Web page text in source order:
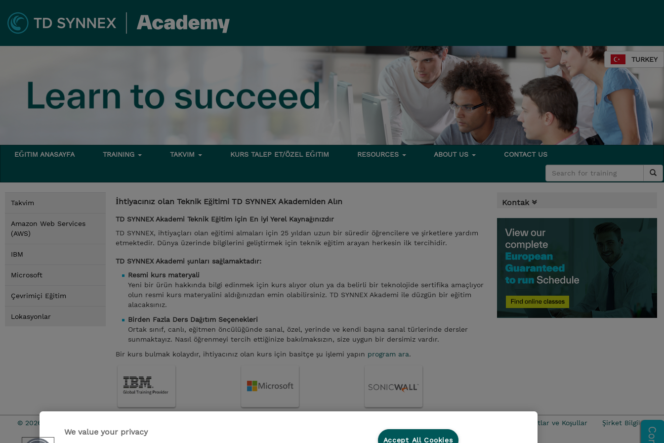
TURKEY
EĞITIM ANASAYFA TRAINING TAKVIM KURS TALEP ET/ÖZEL EĞITIM RESOURCES ABOUT US CONTACT US
Takvim
Amazon Web Services
(AWS)
IBM
Microsoft
Çevrimiçi Eğitim
Lokasyonlar
İhtiyacınız olan Teknik Eğitimi TD SYNNEX Akademiden Alın
TD SYNNEX Akademi Teknik Eğitim için En iyi Yerel Kaynağınızdır
TD SYNNEX, ihtiyaçları olan eğitimi almaları için 25 yıldan uzun bir süredir öğrencilere ve şirketlere yardım
etmektedir. Dünya üzerinde bilgilerini geliştirmek için teknik eğitim arayan herkesin ilk tercihidir.
TD SYNNEX Akademi şunları sağlamaktadır:
Resmi kurs materyali
Yeni bir ürün hakkında bilgi edinmek için kurs alıyor olun ya da belirli bir teknolojide sertifika amaçlıyor
olun resmi kurs materyalini aldığınızdan emin olabilirsiniz. TD SYNNEX Akademi ile düzgün bir eğitim
alacaksınız.
Birden Fazla Ders Dağıtım Seçenekleri
Ortak sınıf, canlı, eğitmen öncülüğünde sanal, özel, yerinde ve kendi başına sanal türlerinde dersler
sunmaktayız. Nasıl öğrenmeyi tercih ettiğinize bakılmaksızın, size uygun bir dersimiz vardır.
Bir kurs bulmak kolaydır, ihtiyacınız olan kurs için basitçe şu işlemi yapın program ara.
Kontak
© 2026 TD SYNNEX Şartlar ve Koşullar Şirket Bilgileri
We value your privacy
Accept All Cookies